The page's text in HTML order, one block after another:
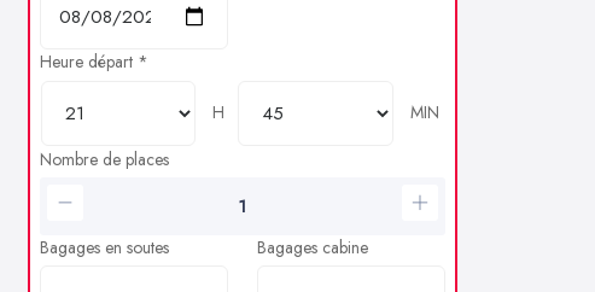
Heure départ *
H
MIN
Nombre de places
Bagages en soutes Bagages cabine